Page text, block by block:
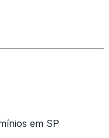
em SP